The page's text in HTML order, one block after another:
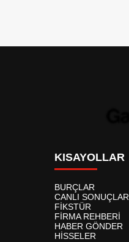
KISAYOLLAR
BURÇLAR
CANLI SONUÇLAR
FİKSTÜR
FİRMA REHBERİ
HABER GÖNDER
HİSSELER